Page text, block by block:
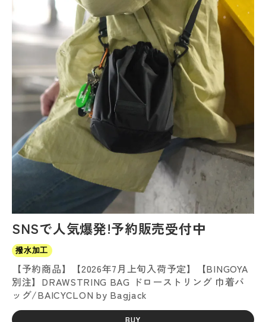
SNSで人気爆発!予約販売受付中
撥水加工
【予約商品】【2026年7月上旬入荷予定】【BINGOYA
別注】DRAWSTRING BAG ドローストリング 巾着バ
ッグ/BAICYCLON by Bagjack
BUY